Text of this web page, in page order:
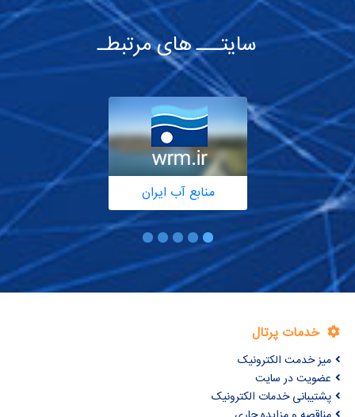
سایتـــ های مرتبطـ
منابع آب ایران
خدمات پرتال
میز خدمت الکترونیک
عضویت در سایت
پشتیبانی خدمات الکترونیک